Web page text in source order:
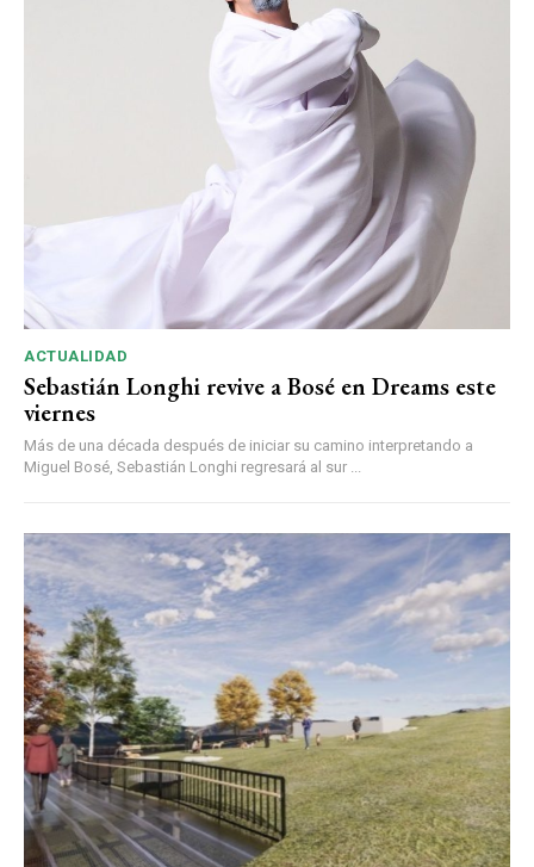
ACTUALIDAD
Sebastián Longhi revive a Bosé en Dreams este
viernes
Más de una década después de iniciar su camino interpretando a
Miguel Bosé, Sebastián Longhi regresará al sur ...